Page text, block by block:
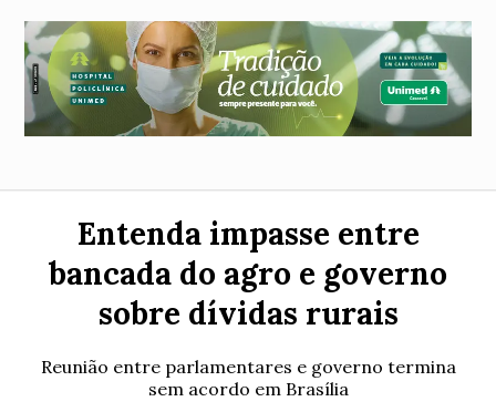
Entenda impasse entre
bancada do agro e governo
sobre dívidas rurais
Reunião entre parlamentares e governo termina
sem acordo em Brasília